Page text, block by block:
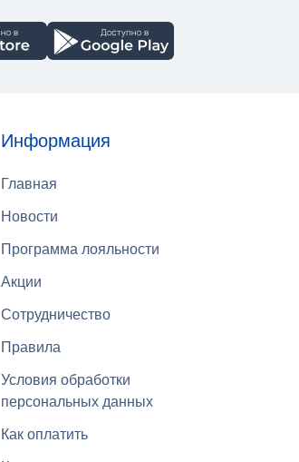
Информация
Главная
Новости
Программа лояльности
Акции
Сотрудничество
Правила
Условия обработки
персональных данных
Как оплатить